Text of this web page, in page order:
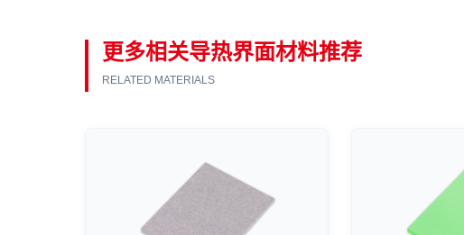
更多相关导热界面材料推荐
RELATED MATERIALS